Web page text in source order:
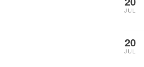
JUL
20
JUL